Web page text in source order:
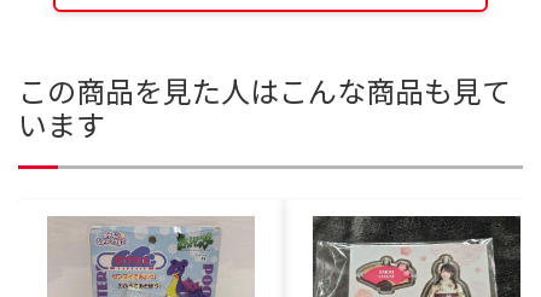
この商品を見た人はこんな商品も見て
います